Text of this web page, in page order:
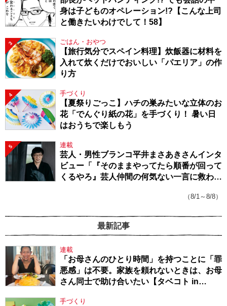
身は子どものオペレーション!?【こんな上司
と働きたいわけでして！58】
3 ごはん・おやつ
【旅行気分でスペイン料理】炊飯器に材料を
入れて炊くだけでおいしい「パエリア」の作
り方
4 手づくり
【夏祭りごっこ】ハチの巣みたいな立体のお
花「でんぐり紙の花」を手づくり！ 暑い日
はおうちで楽しもう
5 連載
芸人・男性ブランコ平井まさあきさんインタ
ビュー「『そのままやってたら順番が回って
くるやろ』芸人仲間の何気ない一言に救われ
（8/1～8/8）
最新記事
連載
「お母さんのひとり時間」を持つことに「罪
悪感」は不要。家族を頼れないときは、お母
さん同士で助け合いたい【タベコト in
手づくり